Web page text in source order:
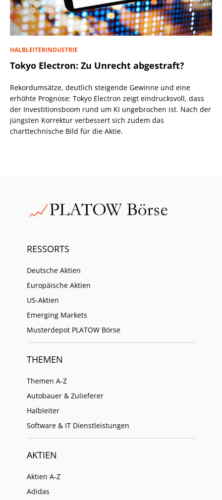
HALBLEITERINDUSTRIE
Tokyo Electron: Zu Unrecht abgestraft?
Rekordumsätze, deutlich steigende Gewinne und eine
erhöhte Prognose: Tokyo Electron zeigt eindrucksvoll, dass
der Investitionsboom rund um KI ungebrochen ist. Nach der
jüngsten Korrektur verbessert sich zudem das
charttechnische Bild für die Aktie.
RESSORTS
Deutsche Aktien
Europäische Aktien
US-Aktien
Emerging Markets
Musterdepot PLATOW Börse
THEMEN
Themen A-Z
Autobauer & Zulieferer
Halbleiter
Software & IT Dienstleistungen
AKTIEN
Aktien A-Z
Adidas